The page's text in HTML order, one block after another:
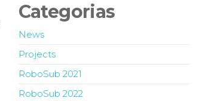
Categorias
News
Projects
RoboSub 2021
RoboSub 2022